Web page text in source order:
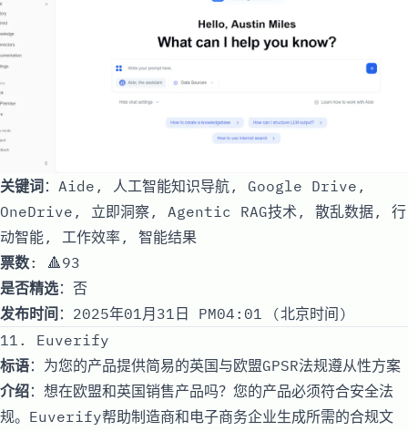
关键词：Aide, 人工智能知识导航, Google Drive,
OneDrive, 立即洞察, Agentic RAG技术, 散乱数据, 行
动智能, 工作效率, 智能结果
票数: 🔺93
是否精选：否
发布时间 ：2025年01月31日 PM04:01 (北京时间)
11. Euverify
标语：为您的产品提供简易的英国与欧盟GPSR法规遵从性方案
介绍：想在欧盟和英国销售产品吗？您的产品必须符合安全法
规。Euverify帮助制造商和电子商务企业生成所需的合规文